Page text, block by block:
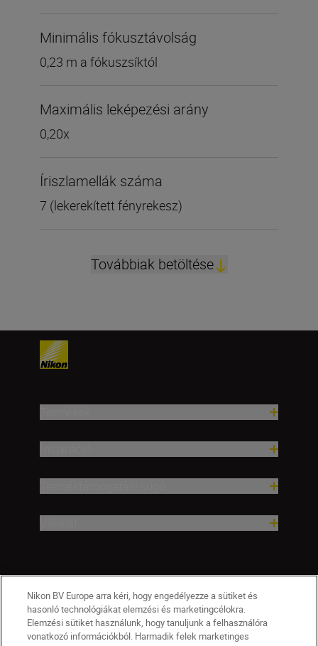
Minimális fókusztávolság
0,23 m a fókuszsíktól
Maximális leképezési arány
0,20x
Íriszlamellák száma
7 (lekerekített fényrekesz)
Továbbiak betöltése
Nikon BV Europe arra kéri, hogy engedélyezze a sütiket és
hasonló technológiákat elemzési és marketingcélokra.
Elemzési sütiket használunk, hogy tanuljunk a felhasználóra
vonatkozó információkból. Harmadik felek marketinges